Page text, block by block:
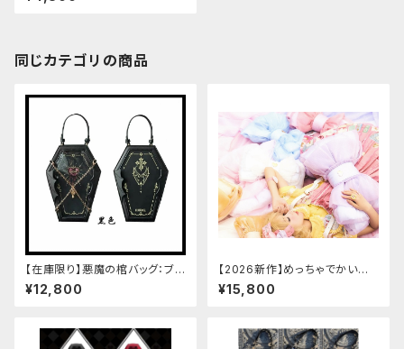
同じカテゴリの商品
【在庫限り】悪魔の棺バッグ：ブラ
ック
¥12,800
【2026新作】めっちゃでかいロ
リータリボンバッグ[メッシュボウ
ノットブックバッグ]
¥15,800